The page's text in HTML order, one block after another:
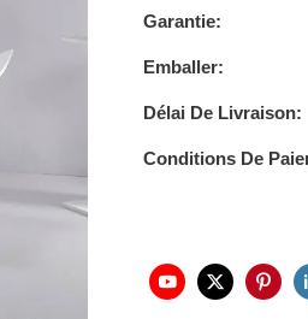
Garantie:
Emballer:
Délai De Livraison:
Conditions De